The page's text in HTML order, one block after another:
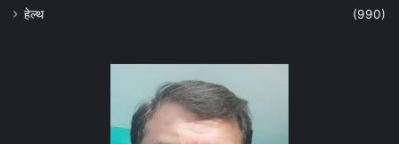
हेल्‍थ
(990)